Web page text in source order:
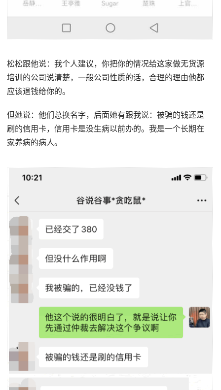
松松跟他说：我个人建议，你把你的情况给这家做无货源
培训的公司说清楚，一般公司性质的话，合理的理由他都
应该退钱给你的。
但她说：他们总换名字，后面她有跟我说：被骗的钱还是
刷的信用卡，信用卡是没生病以前办的。我是一个长期在
家养病的病人。